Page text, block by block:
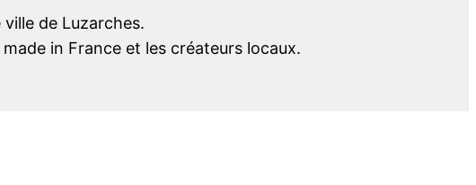
chez Mamounette !!
de Luzarches.
in France et les créateurs locaux.